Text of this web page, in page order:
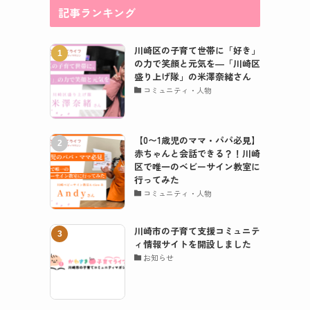
記事ランキング
川崎区の子育て世帯に「好き」
の力で笑顔と元気を―「川崎区
盛り上げ隊」の米澤奈緒さん
コミュニティ・人物
【0〜1歳児のママ・パパ必見】
赤ちゃんと会話できる？！川崎
区で唯一のベビーサイン教室に
行ってみた
コミュニティ・人物
川崎市の子育て支援コミュニテ
ィ情報サイトを開設しました
お知らせ